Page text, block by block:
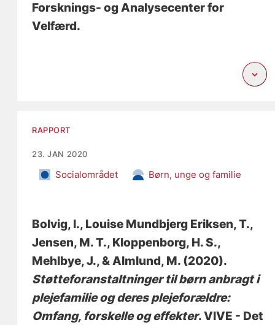
Forsknings- og Analysecenter for
Velfærd.
RAPPORT
23. JAN 2020
Socialområdet Børn, unge og familie
Bolvig, I., Louise Mundbjerg Eriksen, T.,
Jensen, M. T., Kloppenborg, H. S.,
Mehlbye, J., & Almlund, M. (2020).
Støtteforanstaltninger til børn anbragt i
plejefamilie og deres plejeforældre:
Omfang, forskelle og effekter. VIVE - Det